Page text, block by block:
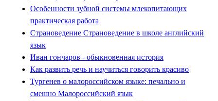
Особенности зубной системы млекопитающих
практическая работа
Страноведение Страноведение в школе английский
язык
Иван гончаров - обыкновенная история
Как развить речь и научиться говорить красиво
Тургенев о малороссийском языке: печально и
смешно Малороссийский язык